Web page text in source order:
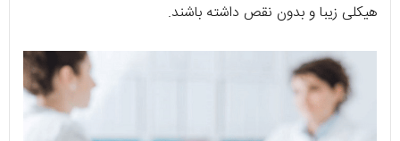
هیکلی زیبا و بدون نقص داشته باشند.